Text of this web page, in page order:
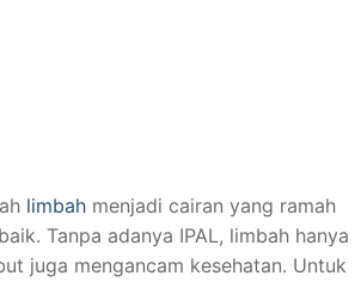
limbah menjadi cairan yang ramah
Tanpa adanya IPAL, limbah hanya
juga mengancam kesehatan. Untuk